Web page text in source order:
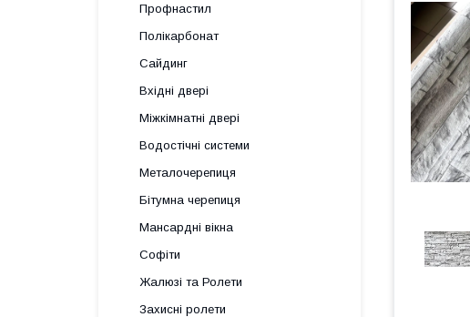
Профнастил
Полікарбонат
Сайдинг
Вхідні двері
Міжкімнатні двері
Водостічні системи
Металочерепиця
Бітумна черепиця
Мансардні вікна
Софіти
Жалюзі та Ролети
Захисні ролети